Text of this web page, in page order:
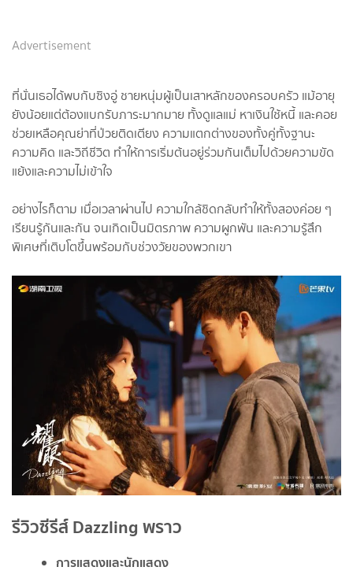
Advertisement
ที่นั่นเธอได้พบกับซิงอู่ ชายหนุ่มผู้เป็นเสาหลักของครอบครัว แม้อายุ
ยังน้อยแต่ต้องแบกรับภาระมากมาย ทั้งดูแลแม่ หาเงินใช้หนี้ และคอย
ช่วยเหลือคุณย่าที่ป่วยติดเตียง ความแตกต่างของทั้งคู่ทั้งฐานะ
ความคิด และวิถีชีวิต ทำให้การเริ่มต้นอยู่ร่วมกันเต็มไปด้วยความขัด
แย้งและความไม่เข้าใจ
อย่างไรก็ตาม เมื่อเวลาผ่านไป ความใกล้ชิดกลับทำให้ทั้งสองค่อย ๆ
เรียนรู้กันและกัน จนเกิดเป็นมิตรภาพ ความผูกพัน และความรู้สึก
พิเศษที่เติบโตขึ้นพร้อมกับช่วงวัยของพวกเขา
รีวิวซีรีส์ Dazzling พราว
การแสดงและนักแสดง